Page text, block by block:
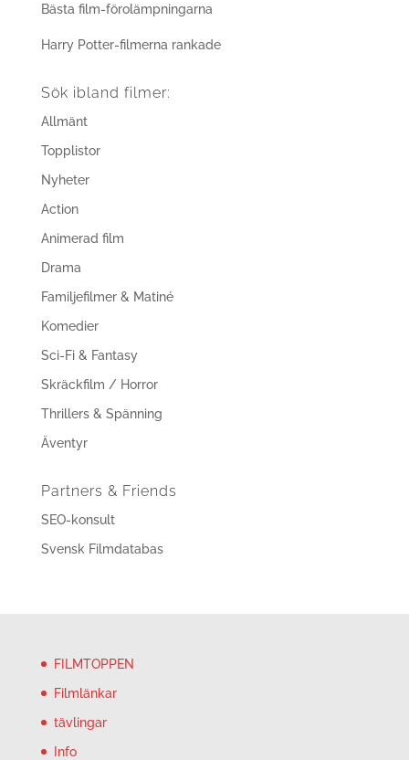
Bästa film-förolämpningarna
Harry Potter-filmerna rankade
Sök ibland filmer:
Allmänt
Topplistor
Nyheter
Action
Animerad film
Drama
Familjefilmer & Matiné
Komedier
Sci-Fi & Fantasy
Skräckfilm / Horror
Thrillers & Spänning
Äventyr
Partners & Friends
SEO-konsult
Svensk Filmdatabas
FILMTOPPEN
Filmlänkar
tävlingar
Info